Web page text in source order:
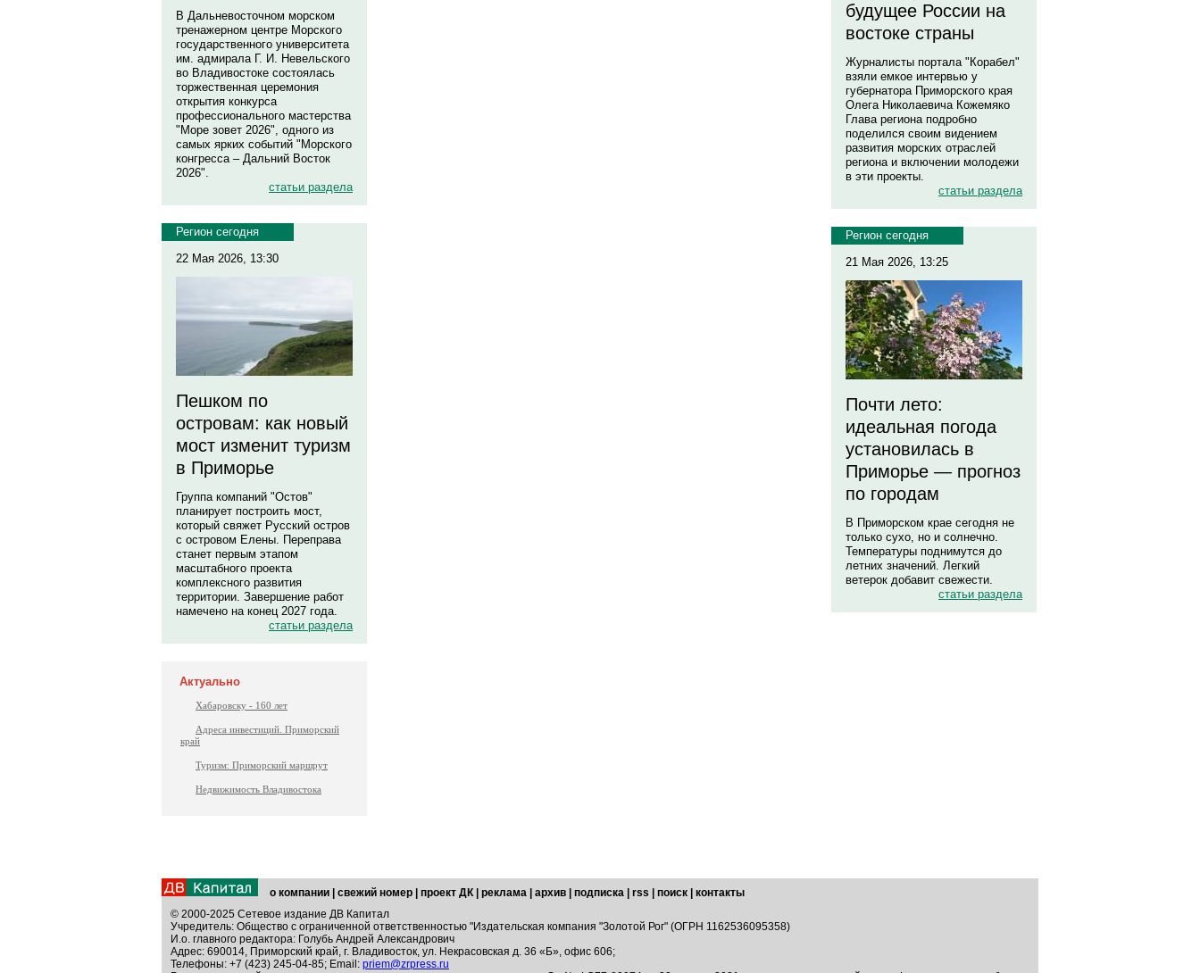
В Дальневосточном морском
тренажерном центре Морского
государственного университета
им. адмирала Г. И. Невельского
во Владивостоке состоялась
торжественная церемония
открытия конкурса
профессионального мастерства
"Море зовет 2026", одного из
самых ярких событий "Морского
конгресса – Дальний Восток
2026".
статьи раздела
Регион сегодня
22 Мая 2026, 13:30
Пешком по
островам: как новый
мост изменит туризм
в Приморье
Группа компаний "Остов"
планирует построить мост,
который свяжет Русский остров
с островом Елены. Переправа
станет первым этапом
масштабного проекта
комплексного развития
территории. Завершение работ
намечено на конец 2027 года.
статьи раздела
Актуально
Хабаровску - 160 лет
Адреса инвестиций. Приморский
край
Туризм: Приморский маршрут
Недвижимость Владивостока
будущее России на
востоке страны
Журналисты портала "Корабел"
взяли емкое интервью у
губернатора Приморского края
Олега Николаевича Кожемяко
Глава региона подробно
поделился своим видением
развития морских отраслей
региона и включении молодежи
в эти проекты.
статьи раздела
Регион сегодня
21 Мая 2026, 13:25
Почти лето:
идеальная погода
установилась в
Приморье — прогноз
по городам
В Приморском крае сегодня не
только сухо, но и солнечно.
Температуры поднимутся до
летних значений. Легкий
ветерок добавит свежести.
статьи раздела
о компании свежий номер проект ДК реклама архив подписка rss поиск
контакты
© 2000-2025 Сетевое издание ДВ Капитал
Учредитель: Общество с ограниченной ответственностью "Издательская компания "Золотой Рог" (ОГРН 1162536095358)
И.о. главного редактора: Голубь Андрей Александрович
Адрес: 690014, Приморский край, г. Владивосток, ул. Некрасовская д. 36 «Б», офис 606;
Телефоны: +7 (423) 245-04-85; Email: priem@zrpress.ru